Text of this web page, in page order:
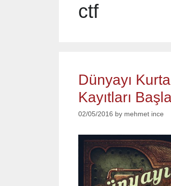
ctf
Dünyayı
Kayıtları
02/05/2016 by mehmet ince